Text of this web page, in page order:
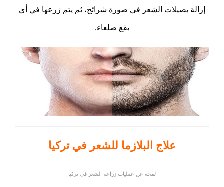
إزالة بصيلات الشعر في صورة شرائح، ثم يتم زرعها في أي
بقع صلعاء.
علاج البلازما للشعر في تركيا
لمحه عن عمليات زراعه الشعر في تركيا